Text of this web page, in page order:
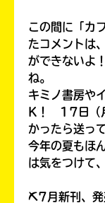
この間に「カ
たコメントは
ができないよ
ね。
キミノ書房や
K！ 17日（
かったら送って
今年の夏もほ
は気をつけて
⛏7月新刊、発